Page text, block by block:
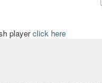
playerclick here